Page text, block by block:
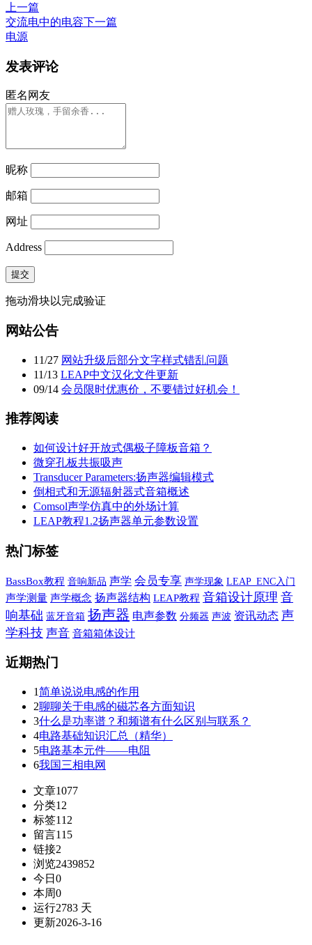
上一篇
交流电中的电容下一篇
电源
发表评论
匿名网友
昵称
邮箱
网址
Address
提交
拖动滑块以完成验证
网站公告
11/27 网站升级后部分文字样式错乱问题
11/13 LEAP中文汉化文件更新
09/14 会员限时优惠价，不要错过好机会！
推荐阅读
如何设计好开放式偶极子障板音箱？
微穿孔板共振吸声
Transducer Parameters:扬声器编辑模式
倒相式和无源辐射器式音箱概述
Comsol声学仿真中的外场计算
LEAP教程1.2扬声器单元参数设置
热门标签
BassBox教程 音响新品 声学 会员专享 声学现象 LEAP_ENC入门
声学测量 声学概念 扬声器结构 LEAP教程 音箱设计原理 音
响基础 蓝牙音箱 扬声器 电声参数 分频器 声波 资讯动态 声
学科技 声音 音箱箱体设计
近期热门
1简单说说电感的作用
2聊聊关于电感的磁芯各方面知识
3什么是功率谱？和频谱有什么区别与联系？
4电路基础知识汇总（精华）
5电路基本元件——电阻
6我国三相电网
文章1077
分类12
标签112
留言115
链接2
浏览2439852
今日 0
本周0
运行2783 天
更新2026-3-16